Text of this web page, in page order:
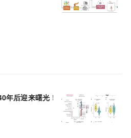
年后迎来曙光！新药让患者有望多活